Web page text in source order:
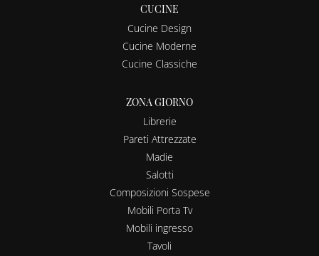
CUCINE
Cucine Design
Cucine Moderne
Cucine Classiche
ZONA GIORNO
Librerie
Pareti Attrezzate
Madie
Salotti
Composizioni Sospese
Mobili Porta Tv
Mobili ingresso
Tavoli